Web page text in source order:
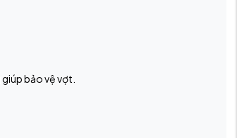
bảo vệ vợt.